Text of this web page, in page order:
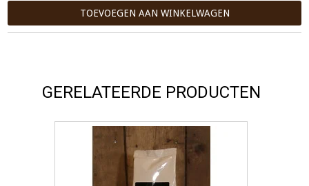
TOEVOEGEN AAN WINKELWAGEN
GERELATEERDE PRODUCTEN